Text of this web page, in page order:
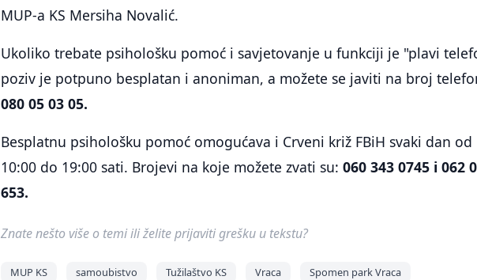
MUP-a KS Mersiha Novalić.
Ukoliko trebate psihološku pomoć i savjetovanje u funkciji je "plavi
poziv je potpuno besplatan i anoniman, a možete se javiti na broj
080 05 03 05.
Besplatnu psihološku pomoć omogućava i Crveni križ FBiH svaki dan od
10:00 do 19:00 sati. Brojevi na koje možete zvati su:060 343 0745 i 062
653.
Znate nešto više o temi ili želite prijaviti grešku u tekstu?
MUP KS samoubistvo Tužilaštvo KS Vraca
Spomen park Vraca